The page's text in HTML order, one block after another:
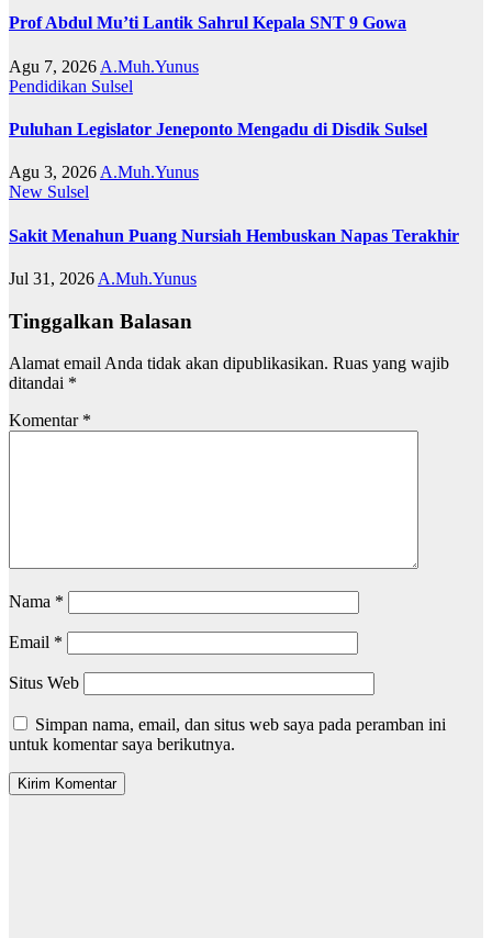
Prof Abdul Mu’ti Lantik Sahrul Kepala SNT 9 Gowa
Agu 7, 2026 A.Muh.Yunus
Pendidikan Sulsel
Puluhan Legislator Jeneponto Mengadu di Disdik Sulsel
Agu 3, 2026 A.Muh.Yunus
New Sulsel
Sakit Menahun Puang Nursiah Hembuskan Napas Terakhir
Jul 31, 2026 A.Muh.Yunus
Tinggalkan Balasan
Alamat email Anda tidak akan dipublikasikan. Ruas yang wajib
ditandai *
Komentar *
Nama *
Email *
Situs Web
Simpan nama, email, dan situs web saya pada peramban ini
untuk komentar saya berikutnya.